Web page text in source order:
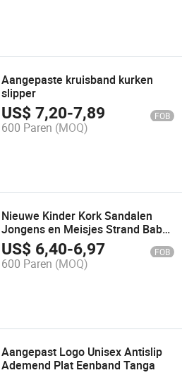
Aangepaste kruisband kurken
slipper
US$7,20-7,89 FOB
600 Paren (MOQ)
Nieuwe Kinder Kork Sandalen
Jongens en Meisjes Strand Baby
Schoenen
US$ 6,40-6,97 FOB
600 Paren (MOQ)
Aangepast Logo Unisex Antislip
Ademend Plat Eenband Tanga